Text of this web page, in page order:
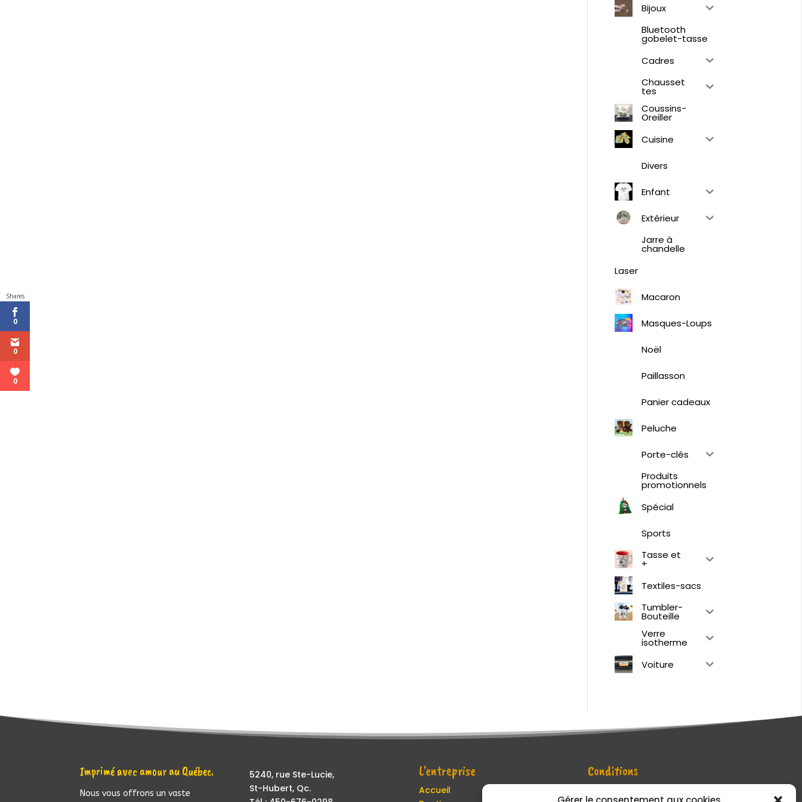
Bijoux
Bluetooth
gobelet-tasse
Cadres
Chausset
tes
Coussins-
Oreiller
Cuisine
Divers
Enfant
Extérieur
Jarre à
chandelle
Laser
Macaron
Masques-Loups
Noël
Paillasson
Panier cadeaux
Peluche
Porte-clés
Produits
promotionnels
Spécial
Sports
Tasse et
+
Textiles-sacs
Tumbler-
Bouteille
Verre
isotherme
Voiture
Imprimé avec amour au Québec.
Nous vous offrons un vaste
5240, rue Ste-Lucie,
St-Hubert, Qc.
L'entreprise
Accueil
Conditions
Shares
0
0
0